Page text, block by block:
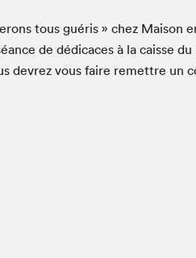
dans ta classe
Public
scolaires Hydro-Québec
tous guéris » chez Mai­son
de dédi­caces à la caisse du
devrez vous faire remet­tre un